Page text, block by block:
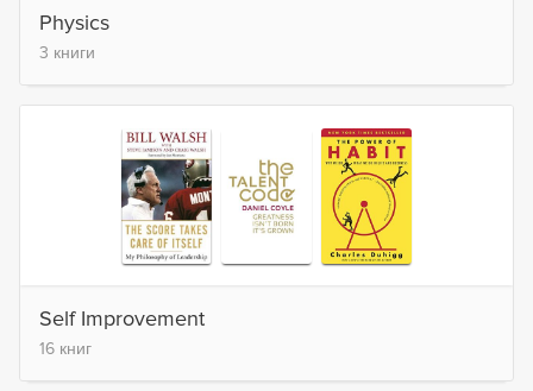
Physics
3 книги
Self Improvement
16 книг